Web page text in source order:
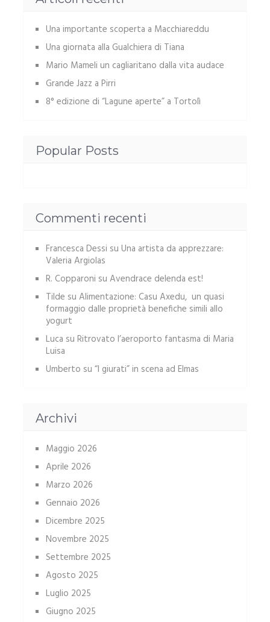
Una importante scoperta a Macchiareddu
Una giornata alla Gualchiera di Tiana
Mario Mameli un cagliaritano dalla vita audace
Grande Jazz a Pirri
8° edizione di “Lagune aperte” a Tortolì
Popular Posts
Commenti recenti
Francesca Dessi su Una artista da apprezzare:
Valeria Argiolas
R. Copparoni su Avendrace delenda est!
Tilde su Alimentazione: Casu Axedu, un quasi
formaggio dalle proprietà benefiche simili allo
yogurt
Luca su Ritrovato l’aeroporto fantasma di Maria
Luisa
Umberto su “I giurati” in scena ad Elmas
Archivi
Maggio 2026
Aprile 2026
Marzo 2026
Gennaio 2026
Dicembre 2025
Novembre 2025
Settembre 2025
Agosto 2025
Luglio 2025
Giugno 2025